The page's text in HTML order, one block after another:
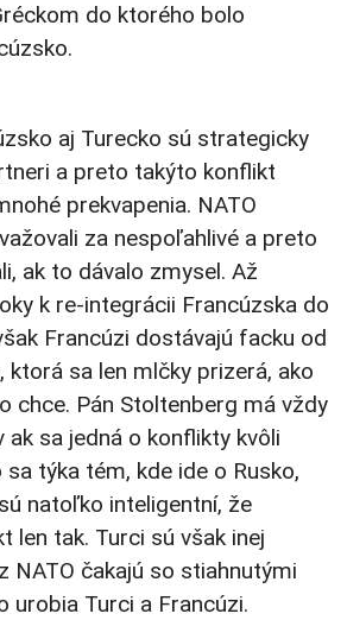
do ktorého bolo
aj Turecko sú strategicky
a preto takýto konflikt
prekvapenia. NATO
za nespoľahlivé a preto
ak to dávalo zmysel. Až
k re-integrácii Francúzska do
Francúzi dostávajú facku od
ktorá sa len mlčky prizerá, ako
chce. Pán Stoltenberg má vždy
ak sa jedná o konflikty kvôli
týka tém, kde ide o Rusko,
natoľko inteligentní, že
len tak. Turci sú však inej
NATO čakajú so stiahnutými
urobia Turci a Francúzi.